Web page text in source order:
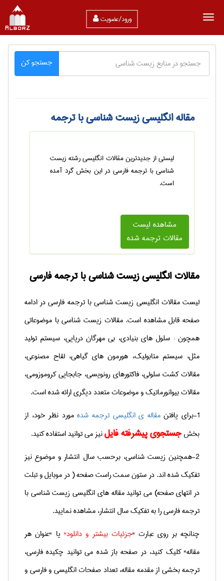
ورود/عضویت
جستجو کن
مقاله انگلیسی زیست شناسی با ترجمه
لیستی از جدیدترین مقالات انگلیسی رشته زیست
شناسی با ترجمه فارسی در این بخش گرد آمده
است.
مشاهده لیست
مقالات ترجمه شده
مقالات انگلیسی زیست شناسی با ترجمه فارسی
لیست مقالاتانگلیسی زیست شناسی با ترجمه فارسی در ادامه
صفحه قابل مشاهده است. مقالات زیست شناسی با موضوعاتی
همچون : سلول های بنیادی، بی مهرگان دریایی، سیستم تولید
مثل، سیستم متابولیک، هورمون های گیاهی، لقاح مصنوعی،
مقالات کشت سلولی، فاکتورهای رونویسی، جابجایی کروموزومی،
مقالات بیوانورماتیک و موضوعات متعدد دیگری ارائه شده است.
1-برای یافتن
مقاله ی انگلیسی ترجمه شدهمورد نظر خود، از
بخشجستجوی پیشرفته فایلنیز می توانید استفاده کنید.
2-همچنین زیست شناسی، برحسب سال انتشار و موضوع نیز
تفکیک شده اند. در ستون سمت راست صفحه ( در موبایل و تبلت
در انتهای صفحه) می توانید مقاله های انگلیسی زیست شناسی با
ترجمه فارسی را به تفکیک سال انتشار، مشاهده نمایید.
چنانچه بر روی عبارت "جزئیات بیشتر و دانلود" یا "عنوان هر
مقاله" کلیک کنید، در صفحه باز شده می توانید چکیده فارسی،
ترجمه بخشی از مقدمه مقاله، تعداد صفحات انگلیسی و فارسی و